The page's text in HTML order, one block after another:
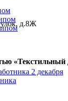
2 декабря
д.8Ж